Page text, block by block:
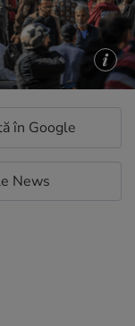
în Google
News